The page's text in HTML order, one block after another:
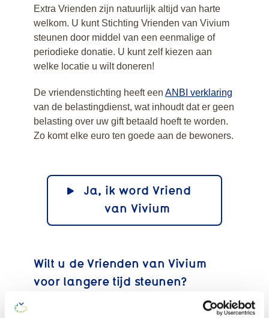
Steun ons en word
Vriend
Veel gestelde vragen
Extra Vrienden zijn natuurlijk altijd van harte
welkom. U kunt Stichting Vrienden van Vivium
steunen door middel van een eenmalige of
periodieke donatie. U kunt zelf kiezen aan
welke locatie u wilt doneren!
De vriendenstichting heeft een ANBI verklaring
van de belastingdienst, wat inhoudt dat er geen
belasting over uw gift betaald hoeft te worden.
Zo komt elke euro ten goede aan de bewoners.
Ja, ik word Vriend
van Vivium
Wilt u de Vrienden van Vivium
voor langere tijd steunen?
schenkingovereenkomst af te sluiten. Deze